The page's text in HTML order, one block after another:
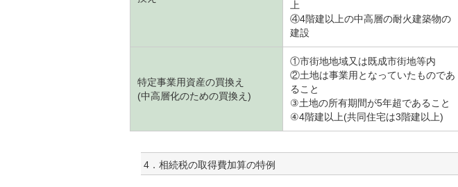
上
④4階建以上の中高層の耐火建築物の
建設
特定事業用資産の買換え
(中高層化のための買換え)
①市街地地域又は既成市街地等内
②土地は事業用となっていたものであ
ること
③土地の所有期間が5年超であること
④4階建以上(共同住宅は3階建以上)
4．相続税の取得費加算の特例